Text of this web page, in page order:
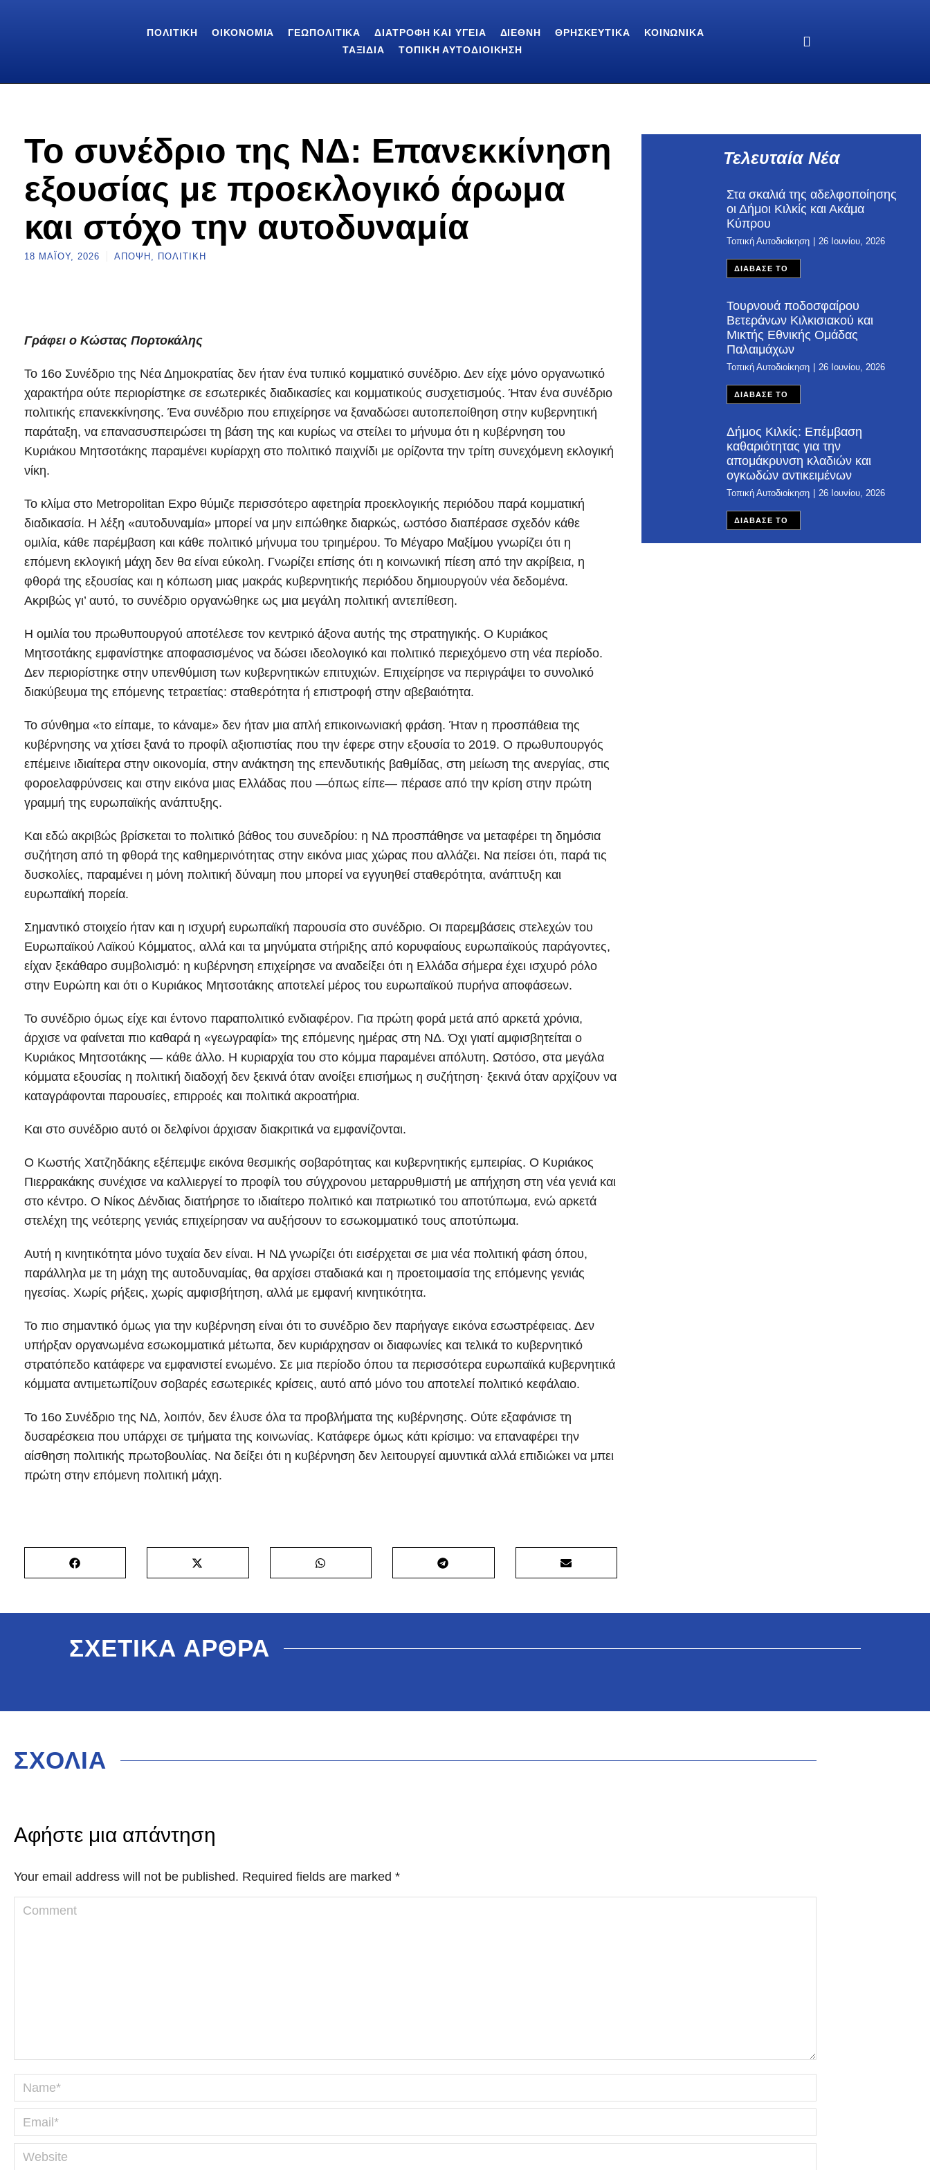
ΠΟΛΙΤΙΚΉ ΟΙΚΟΝΟΜΊΑ ΓΕΩΠΟΛΙΤΙΚΆ ΔΙΑΤΡΟΦΉ ΚΑΙ ΥΓΕΊΑ ΔΙΕΘΝΉ ΘΡΗΣΚΕΥΤΙΚΆ
ΚΟΙΝΩΝΙΚΆ
ΤΑΞΊΔΙΑ
ΤΟΠΙΚΉ ΑΥΤΟΔΙΟΊΚΗΣΗ
Το συνέδριο της ΝΔ: Επανεκκίνηση
εξουσίας με προεκλογικό άρωμα
και στόχο την αυτοδυναμία
18 ΜΑΪ́ΟΥ, 2026 ΆΠΟΨΗ , ΠΟΛΙΤΙΚΉ
Γράφει ο Κώστας Πορτοκάλης
Το 16ο Συνέδριο της Νέα Δημοκρατίας δεν ήταν ένα τυπικό κομματικό συνέδριο. Δεν είχε μόνο οργανωτικό
χαρακτήρα ούτε περιορίστηκε σε εσωτερικές διαδικασίες και κομματικούς συσχετισμούς. Ήταν ένα συνέδριο
πολιτικής επανεκκίνησης. Ένα συνέδριο που επιχείρησε να ξαναδώσει αυτοπεποίθηση στην κυβερνητική
παράταξη, να επανασυσπειρώσει τη βάση της και κυρίως να στείλει το μήνυμα ότι η κυβέρνηση του
Κυριάκου Μητσοτάκης παραμένει κυρίαρχη στο πολιτικό παιχνίδι με ορίζοντα την τρίτη συνεχόμενη εκλογική
νίκη.
Το κλίμα στο Metropolitan Expo θύμιζε περισσότερο αφετηρία προεκλογικής περιόδου παρά κομματική
διαδικασία. Η λέξη «αυτοδυναμία» μπορεί να μην ειπώθηκε διαρκώς, ωστόσο διαπέρασε σχεδόν κάθε
ομιλία, κάθε παρέμβαση και κάθε πολιτικό μήνυμα του τριημέρου. Το Μέγαρο Μαξίμου γνωρίζει ότι η
επόμενη εκλογική μάχη δεν θα είναι εύκολη. Γνωρίζει επίσης ότι η κοινωνική πίεση από την ακρίβεια, η
φθορά της εξουσίας και η κόπωση μιας μακράς κυβερνητικής περιόδου δημιουργούν νέα δεδομένα.
Ακριβώς γι’ αυτό, το συνέδριο οργανώθηκε ως μια μεγάλη πολιτική αντεπίθεση.
Η ομιλία του πρωθυπουργού αποτέλεσε τον κεντρικό άξονα αυτής της στρατηγικής. Ο Κυριάκος
Μητσοτάκης εμφανίστηκε αποφασισμένος να δώσει ιδεολογικό και πολιτικό περιεχόμενο στη νέα περίοδο.
Δεν περιορίστηκε στην υπενθύμιση των κυβερνητικών επιτυχιών. Επιχείρησε να περιγράψει το συνολικό
διακύβευμα της επόμενης τετραετίας: σταθερότητα ή επιστροφή στην αβεβαιότητα.
Το σύνθημα «το είπαμε, το κάναμε» δεν ήταν μια απλή επικοινωνιακή φράση. Ήταν η προσπάθεια της
κυβέρνησης να χτίσει ξανά το προφίλ αξιοπιστίας που την έφερε στην εξουσία το 2019. Ο πρωθυπουργός
επέμεινε ιδιαίτερα στην οικονομία, στην ανάκτηση της επενδυτικής βαθμίδας, στη μείωση της ανεργίας, στις
φοροελαφρύνσεις και στην εικόνα μιας Ελλάδας που —όπως είπε— πέρασε από την κρίση στην πρώτη
γραμμή της ευρωπαϊκής ανάπτυξης.
Και εδώ ακριβώς βρίσκεται το πολιτικό βάθος του συνεδρίου: η ΝΔ προσπάθησε να μεταφέρει τη δημόσια
συζήτηση από τη φθορά της καθημερινότητας στην εικόνα μιας χώρας που αλλάζει. Να πείσει ότι, παρά τις
δυσκολίες, παραμένει η μόνη πολιτική δύναμη που μπορεί να εγγυηθεί σταθερότητα, ανάπτυξη και
ευρωπαϊκή πορεία.
Σημαντικό στοιχείο ήταν και η ισχυρή ευρωπαϊκή παρουσία στο συνέδριο. Οι παρεμβάσεις στελεχών του
Ευρωπαϊκού Λαϊκού Κόμματος, αλλά και τα μηνύματα στήριξης από κορυφαίους ευρωπαϊκούς παράγοντες,
είχαν ξεκάθαρο συμβολισμό: η κυβέρνηση επιχείρησε να αναδείξει ότι η Ελλάδα σήμερα έχει ισχυρό ρόλο
στην Ευρώπη και ότι ο Κυριάκος Μητσοτάκης αποτελεί μέρος του ευρωπαϊκού πυρήνα αποφάσεων.
Το συνέδριο όμως είχε και έντονο παραπολιτικό ενδιαφέρον. Για πρώτη φορά μετά από αρκετά χρόνια,
άρχισε να φαίνεται πιο καθαρά η «γεωγραφία» της επόμενης ημέρας στη ΝΔ. Όχι γιατί αμφισβητείται ο
Κυριάκος Μητσοτάκης — κάθε άλλο. Η κυριαρχία του στο κόμμα παραμένει απόλυτη. Ωστόσο, στα μεγάλα
κόμματα εξουσίας η πολιτική διαδοχή δεν ξεκινά όταν ανοίξει επισήμως η συζήτηση· ξεκινά όταν αρχίζουν να
καταγράφονται παρουσίες, επιρροές και πολιτικά ακροατήρια.
Και στο συνέδριο αυτό οι δελφίνοι άρχισαν διακριτικά να εμφανίζονται.
Ο Κωστής Χατζηδάκης εξέπεμψε εικόνα θεσμικής σοβαρότητας και κυβερνητικής εμπειρίας. Ο Κυριάκος
Πιερρακάκης συνέχισε να καλλιεργεί το προφίλ του σύγχρονου μεταρρυθμιστή με απήχηση στη νέα γενιά και
στο κέντρο. Ο Νίκος Δένδιας διατήρησε το ιδιαίτερο πολιτικό και πατριωτικό του αποτύπωμα, ενώ αρκετά
στελέχη της νεότερης γενιάς επιχείρησαν να αυξήσουν το εσωκομματικό τους αποτύπωμα.
Αυτή η κινητικότητα μόνο τυχαία δεν είναι. Η ΝΔ γνωρίζει ότι εισέρχεται σε μια νέα πολιτική φάση όπου,
παράλληλα με τη μάχη της αυτοδυναμίας, θα αρχίσει σταδιακά και η προετοιμασία της επόμενης γενιάς
ηγεσίας. Χωρίς ρήξεις, χωρίς αμφισβήτηση, αλλά με εμφανή κινητικότητα.
Το πιο σημαντικό όμως για την κυβέρνηση είναι ότι το συνέδριο δεν παρήγαγε εικόνα εσωστρέφειας. Δεν
υπήρξαν οργανωμένα εσωκομματικά μέτωπα, δεν κυριάρχησαν οι διαφωνίες και τελικά το κυβερνητικό
στρατόπεδο κατάφερε να εμφανιστεί ενωμένο. Σε μια περίοδο όπου τα περισσότερα ευρωπαϊκά κυβερνητικά
κόμματα αντιμετωπίζουν σοβαρές εσωτερικές κρίσεις, αυτό από μόνο του αποτελεί πολιτικό κεφάλαιο.
Το 16ο Συνέδριο της ΝΔ, λοιπόν, δεν έλυσε όλα τα προβλήματα της κυβέρνησης. Ούτε εξαφάνισε τη
δυσαρέσκεια που υπάρχει σε τμήματα της κοινωνίας. Κατάφερε όμως κάτι κρίσιμο: να επαναφέρει την
αίσθηση πολιτικής πρωτοβουλίας. Να δείξει ότι η κυβέρνηση δεν λειτουργεί αμυντικά αλλά επιδιώκει να μπει
πρώτη στην επόμενη πολιτική μάχη.
Τελευταία Νέα
Στα σκαλιά της αδελφοποίησης
οι Δήμοι Κιλκίς και Ακάμα
Κύπρου
Τοπική Αυτοδιοίκηση 26 Ιουνίου, 2026
ΔΙΑΒΑΣΕ ΤΟ
Τουρνουά ποδοσφαίρου
Βετεράνων Κιλκισιακού και
Μικτής Εθνικής Ομάδας
Παλαιμάχων
Τοπική Αυτοδιοίκηση 26 Ιουνίου, 2026
ΔΙΑΒΑΣΕ ΤΟ
Δήμος Κιλκίς: Επέμβαση
καθαριότητας για την
απομάκρυνση κλαδιών και
ογκωδών αντικειμένων
Τοπική Αυτοδιοίκηση 26 Ιουνίου, 2026
ΔΙΑΒΑΣΕ ΤΟ
ΣΧΕΤΙΚΑ ΑΡΘΡΑ
ΣΧΟΛΙΑ
Αφήστε μια απάντηση
Your email address will not be published. Required fields are marked *
Comment
Name *
Email *
Website